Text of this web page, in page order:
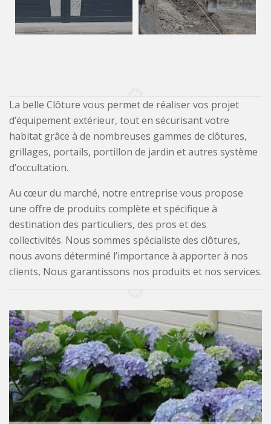
La belle Clôture vous permet de réaliser vos projet
d’équipement extérieur, tout en sécurisant votre
habitat grâce à de nombreuses gammes de clôtures,
grillages, portails, portillon de jardin et autres système
d’occultation.
Au cœur du marché, notre entreprise vous propose
une offre de produits complète et spécifique à
destination des particuliers, des pros et des
collectivités. Nous sommes spécialiste des clôtures,
nous avons déterminé l’importance à apporter à nos
clients, Nous garantissons nos produits et nos services.